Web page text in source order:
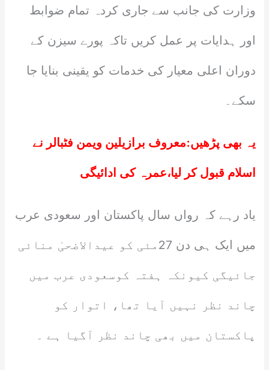
وزارت کی جانب سے جاری کردہ تمام ضوابط
اور ہدایات پر عمل کریں تاکہ پورے سیزن کے
دوران اعلی معیار کی خدمات کو یقینی بنایا جا
سکے۔
یہ بھی پڑھیں:معروف برازیلین ویمن فٹبالر نے
اسلام قبول کر لیا،عمرہ کی ادائیگی
یاد رہے کہ رواں سال پاکستان اور سعودی عرب
میں ایک ہی دن 27مئی کو عیدالاضحیٰ منائی
جائیگی کیونکہ ہفتہ کوسعودی عرب میں
چاند نظر نہیں آیا تھا، اتوار کو
پاکستان میں بھی چاند نظر آگیا ہے ۔